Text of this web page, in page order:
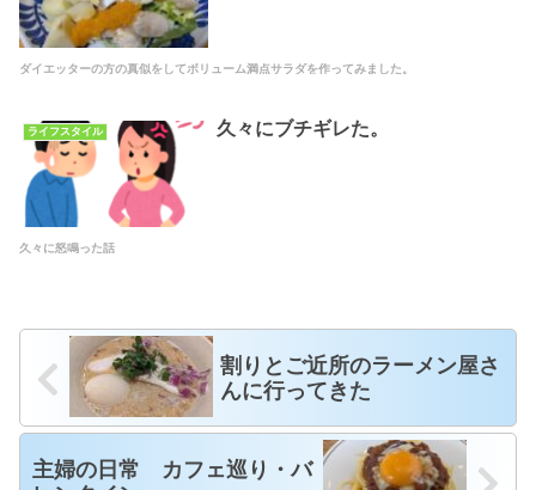
ダイエッターの方の真似をしてボリューム満点サラダを作ってみました。
ライフスタイル 久々にブチギレた。
久々に怒鳴った話
割りとご近所のラーメン屋さ
んに行ってきた
主婦の日常 カフェ巡り・バ